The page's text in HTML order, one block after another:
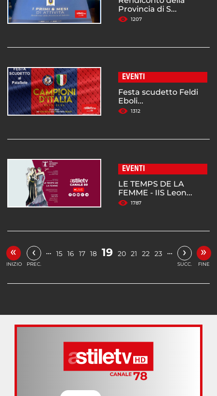
Provincia di S...
1207
EVENTI
Festa scudetto Feldi
Eboli...
1312
EVENTI
LE TEMPS DE LA
FEMME - IIS Leon...
1787
«
INIZIO
‹
PREC.
… 15 16 17 18 19 20 21 22 23 … ›
SUCC.
»
FINE